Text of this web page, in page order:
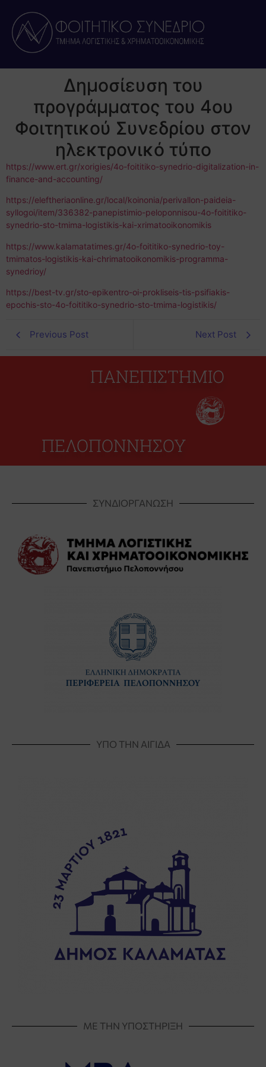
Δημοσίευση του
προγράμματος του 4ου
Φοιτητικού Συνεδρίου στον
ηλεκτρονικό τύπο
https://www.ert.gr/xorigies/4o-foititiko-synedrio-digitalization-in-
finance-and-accounting/
https://eleftheriaonline.gr/local/koinonia/perivallon-paideia-
syllogoi/item/336382-panepistimio-peloponnisou-4o-foititiko-
synedrio-sto-tmima-logistikis-kai-xrimatooikonomikis
https://www.kalamatatimes.gr/4o-foititiko-synedrio-toy-
tmimatos-logistikis-kai-chrimatooikonomikis-programma-
synedrioy/
https://best-tv.gr/sto-epikentro-oi-prokliseis-tis-psifiakis-
epochis-sto-4o-foititiko-synedrio-sto-tmima-logistikis/
Previous Post Next Post
ΠΑΝΕΠΙΣΤΗΜΙΟ
ΠΕΛΟΠΟΝΝΗΣΟΥ
ΣΥΝΔΙΟΡΓΑΝΩΣΗ
ΥΠΟ ΤΗΝ ΑΙΓΙΔΑ
ΜΕ ΤΗΝ ΥΠΟΣΤΗΡΙΞΗ